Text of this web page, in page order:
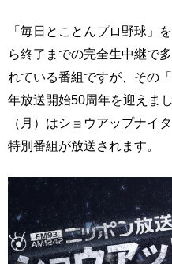
「毎日とことんプロ野球」
ら終了までの完全生中継で
れている番組ですが、その
年放送開始50周年を迎えま
（月）はショウアップナイ
特別番組が放送されます。